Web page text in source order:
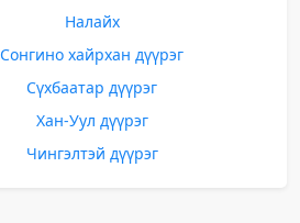
Налайх
Сонгино хайрхан дүүрэг
Сүхбаатар дүүрэг
Хан-Уул дүүрэг
Чингэлтэй дүүрэг